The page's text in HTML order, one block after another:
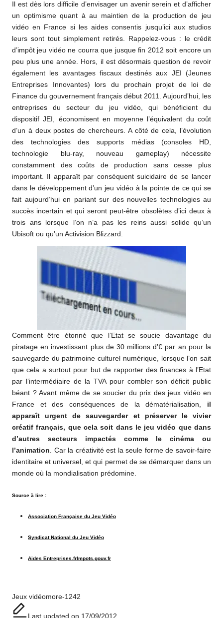
Il est dès lors difficile d’envisager un avenir serein et d’afficher
un optimisme quant à au maintien de la production de jeu
vidéo en France si les aides consentis jusqu’ici aux studios
leurs sont tout simplement retirés. Rappelez-vous : le crédit
d’impôt jeu vidéo ne courra que jusque fin 2012 soit encore un
peu plus une année. Hors, il est désormais question de revoir
également les avantages fiscaux destinés aux JEI (Jeunes
Entreprises Innovantes) lors du prochain projet de loi de
Finance du gouvernement français début 2011. Aujourd’hui, les
entreprises du secteur du jeu vidéo, qui bénéficient du
dispositif JEI, économisent en moyenne l’équivalent du coût
d’un à deux postes de chercheurs. A côté de cela, l’évolution
des technologies des supports médias (consoles HD,
technologie blu-ray, nouveau gameplay) nécessite
constamment des coûts de production sans cesse plus
important. Il apparaît par conséquent suicidaire de se lancer
dans le développement d’un jeu vidéo à la pointe de ce qui se
fait aujourd’hui en pariant sur des nouvelles technologies au
succès incertain et qui seront peut-être obsolètes d’ici deux à
trois ans lorsque l’on n’a pas les reins aussi solide qu’un
Ubisoft ou qu’un Activision Blizzard.
Comment être étonné que l’Etat se soucie davantage du
piratage en investissant plus de 30 millions d’€ par an pour la
sauvegarde du patrimoine culturel numérique, lorsque l’on sait
que cela a surtout pour but de rapporter des finances à l’Etat
par l’intermédiaire de la TVA pour combler son déficit public
béant ? Avant même de se soucier du prix des jeux vidéo en
France et des conséquences de la dématérialisation, il
apparaît urgent de sauvegarder et préserver le vivier
créatif français, que cela soit dans le jeu vidéo que dans
d’autres secteurs impactés comme le cinéma ou
l’animation. Car la créativité est la seule forme de savoir-faire
identitaire et universel, et qui permet de se démarquer dans un
monde où la mondialisation prédomine.
Source à lire :
Association Française du Jeu Vidéo
Syndicat National du Jeu Vidéo
Aides Entreprises.frImpots.gouv.fr
Tags:
Jeux vidéomore-1242
Last updated on 17/09/2012